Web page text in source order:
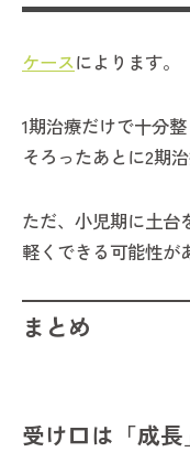
ケースによります。
1期治療だけで十分
そろったあとに2期
ただ、小児期に土台
軽くできる可能性が
まとめ
受け口は「成